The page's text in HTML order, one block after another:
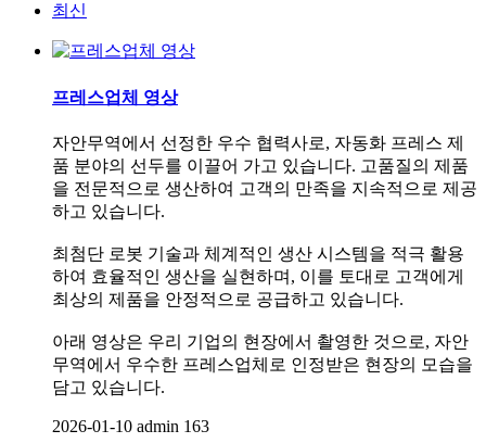
최신
프레스업체 영상
자안무역에서 선정한 우수 협력사로, 자동화 프레스 제
품 분야의 선두를 이끌어 가고 있습니다. 고품질의 제품
을 전문적으로 생산하여 고객의 만족을 지속적으로 제공
하고 있습니다.
최첨단 로봇 기술과 체계적인 생산 시스템을 적극 활용
하여 효율적인 생산을 실현하며, 이를 토대로 고객에게
최상의 제품을 안정적으로 공급하고 있습니다.
아래 영상은 우리 기업의 현장에서 촬영한 것으로, 자안
무역에서 우수한 프레스업체로 인정받은 현장의 모습을
담고 있습니다.
2026-01-10 admin 163